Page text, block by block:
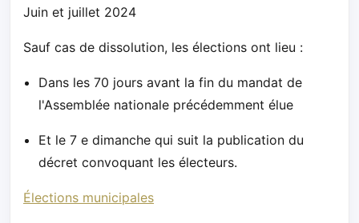
Juin et juillet 2024
Sauf cas de dissolution, les élections ont lieu :
Dans les 70 jours avant la fin du mandat de
l'Assemblée nationale précédemment élue
Et le 7 e dimanche qui suit la publication du
décret convoquant les électeurs.
Élections municipales